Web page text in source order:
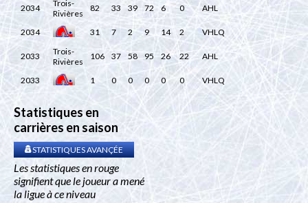
2034
Trois-
Rivières
82 33 39 72 6 0 AHL
2034 31 7 2 9 14 2 VHLQ
2033
Trois-
Rivières
106 37 58 95 26 22 AHL
2033 1 0 0 0 0 0 VHLQ
Statistiques en
carrières en saison
STATISTIQUES AVANÇÉE
Les statistiques en rouge
signifient que le joueur a mené
la ligue à ce niveau